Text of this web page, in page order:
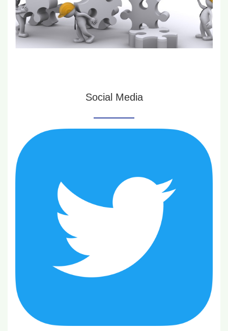
Social Media